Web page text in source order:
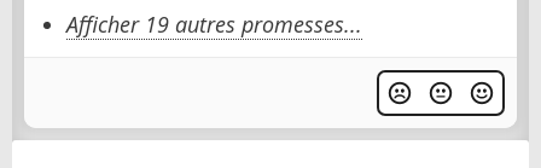
Afficher 19 autres promesses...